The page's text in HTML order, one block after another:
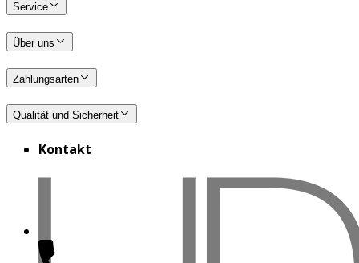
Service
Über uns
Zahlungsarten
Qualität und Sicherheit
Kontakt